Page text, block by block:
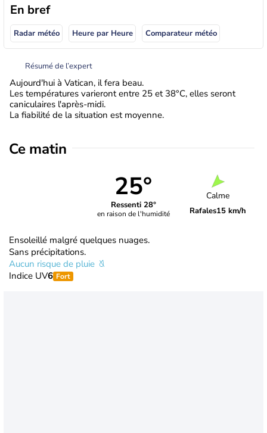
En bref
Radar météo Heure par Heure Comparateur météo
Résumé de l’expert
Aujourd'hui à Vatican, il fera beau.
Les températures varieront entre 25 et 38°C, elles seront
caniculaires l'après-midi.
La fiabilité de la situation est moyenne.
Ce matin
25°
Ressenti 28°
en raison de l'humidité
Calme
Rafales15 km/h
Ensoleillé malgré quelques nuages.
Sans précipitations.
Aucun risque de pluie
Indice UV6 Fort